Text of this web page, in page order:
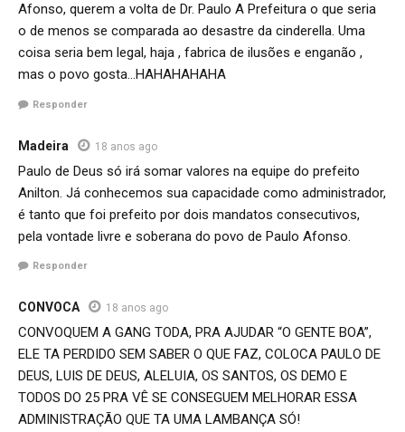
Afonso, querem a volta de Dr. Paulo A Prefeitura o que seria
o de menos se comparada ao desastre da cinderella. Uma
coisa seria bem legal, haja , fabrica de ilusões e enganão ,
mas o povo gosta…HAHAHAHAHA
Responder
Madeira 18 anos ago
Paulo de Deus só irá somar valores na equipe do prefeito
Anilton. Já conhecemos sua capacidade como administrador,
é tanto que foi prefeito por dois mandatos consecutivos,
pela vontade livre e soberana do povo de Paulo Afonso.
Responder
CONVOCA 18 anos ago
CONVOQUEM A GANG TODA, PRA AJUDAR “O GENTE BOA”,
ELE TA PERDIDO SEM SABER O QUE FAZ, COLOCA PAULO DE
DEUS, LUIS DE DEUS, ALELUIA, OS SANTOS, OS DEMO E
TODOS DO 25 PRA VÊ SE CONSEGUEM MELHORAR ESSA
ADMINISTRAÇÃO QUE TA UMA LAMBANÇA SÓ!